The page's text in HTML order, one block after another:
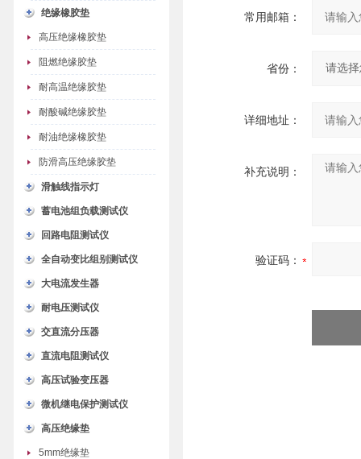
绝缘橡胶垫
高压绝缘橡胶垫
阻燃绝缘胶垫
耐高温绝缘胶垫
耐酸碱绝缘胶垫
耐油绝缘橡胶垫
防滑高压绝缘胶垫
滑触线指示灯
蓄电池组负载测试仪
回路电阻测试仪
全自动变比组别测试仪
大电流发生器
耐电压测试仪
交直流分压器
直流电阻测试仪
高压试验变压器
微机继电保护测试仪
高压绝缘垫
5mm绝缘垫
常用邮箱：
省份：
详细地址：
补充说明：
验证码：